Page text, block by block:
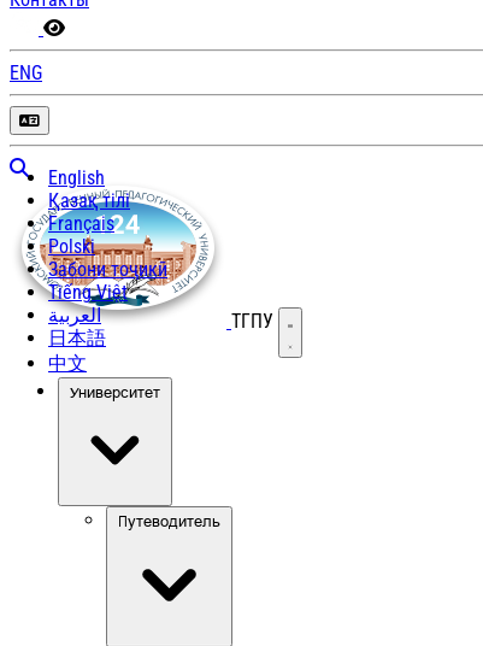
ENG
English
Қазақ тілі
Français
Polski
Забони тоҷикӣ
Tiếng Việt
العربية
日本語
中文
ТГПУ Открыть меню
Университет
Путеводитель